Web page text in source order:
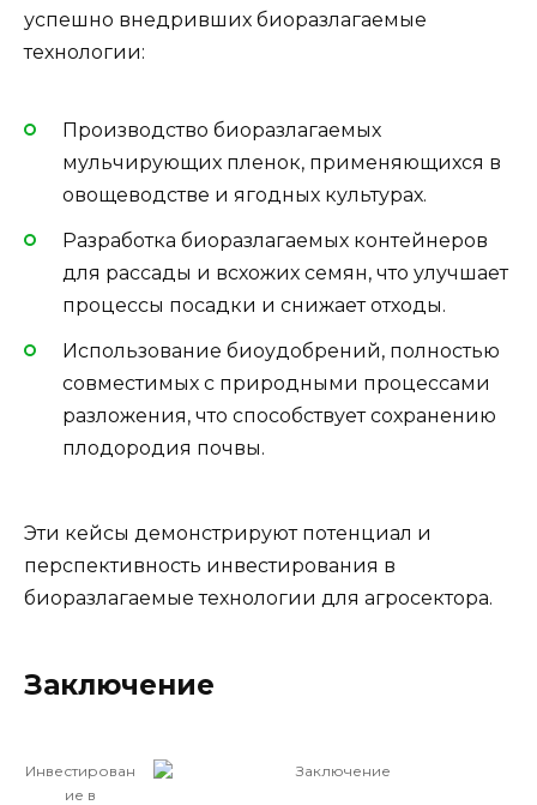
успешно внедривших биоразлагаемые
технологии:
Производство биоразлагаемых
мульчирующих пленок, применяющихся в
овощеводстве и ягодных культурах.
Разработка биоразлагаемых контейнеров
для рассады и всхожих семян, что улучшает
процессы посадки и снижает отходы.
Использование биоудобрений, полностью
совместимых с природными процессами
разложения, что способствует сохранению
плодородия почвы.
Эти кейсы демонстрируют потенциал и
перспективность инвестирования в
биоразлагаемые технологии для агросектора.
Заключение
Инвестирован
ие в